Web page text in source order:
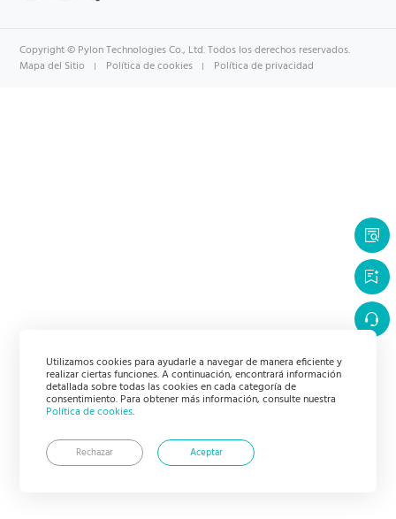
Utilizamos cookies para ayudarle a navegar de manera eficiente y
realizar ciertas funciones. A continuación, encontrará información
detallada sobre todas las cookies en cada categoría de
consentimiento. Para obtener más información, consulte nuestra
Política de cookies.
Aceptar
Rechazar
Copyright © Pylon Technologies Co., Ltd. Todos los derechos reservados.
Mapa del Sitio
Política de cookies Política de privacidad